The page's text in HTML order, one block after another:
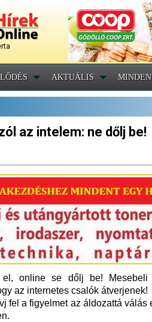
AKTUÁLIS
az intelem: ne dőlj be!
online se dőlj be! Mesebeli
az internetes csalók átverjenek!
fel a figyelmet az áldozattá